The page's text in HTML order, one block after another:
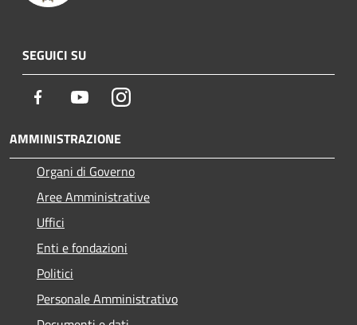
SEGUICI SU
Facebook YoutubeInstagram
AMMINISTRAZIONE
Organi di Governo
Aree Amministrative
Uffici
Enti e fondazioni
Politici
Personale Amministrativo